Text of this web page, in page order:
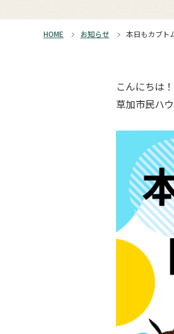
HOME お知らせ 本日もカブト
こんにちは！
草加市民ハ